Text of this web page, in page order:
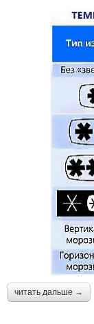
читать дальше →